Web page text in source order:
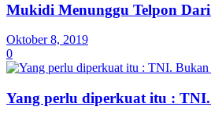
Mukidi Menunggu Telpon
Oktober 8, 2019
0
Yang perlu diperkuat itu :